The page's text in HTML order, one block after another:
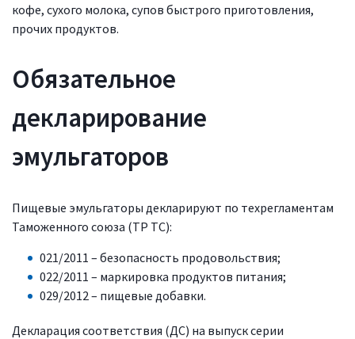
кофе, сухого молока, супов быстрого приготовления,
прочих продуктов.
Обязательное
декларирование
эмульгаторов
Пищевые эмульгаторы декларируют по техрегламентам
Таможенного союза (ТР ТС):
021/2011 – безопасность продовольствия;
022/2011 – маркировка продуктов питания;
029/2012 – пищевые добавки.
Декларация соответствия (ДС) на выпуск серии